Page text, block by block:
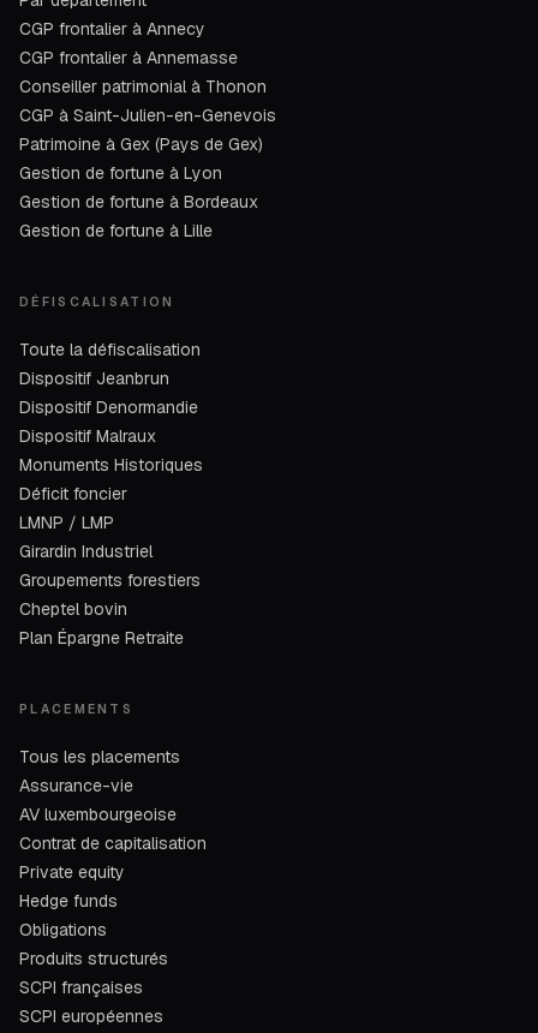
CGP frontalier à Annecy
CGP frontalier à Annemasse
Conseiller patrimonial à Thonon
CGP à Saint-Julien-en-Genevois
Patrimoine à Gex (Pays de Gex)
Gestion de fortune à Lyon
Gestion de fortune à Bordeaux
Gestion de fortune à Lille
DÉFISCALISATION
Toute la défiscalisation
Dispositif Jeanbrun
Dispositif Denormandie
Dispositif Malraux
Monuments Historiques
Déficit foncier
LMNP / LMP
Girardin Industriel
Groupements forestiers
Cheptel bovin
Plan Épargne Retraite
PLACEMENTS
Tous les placements
Assurance-vie
AV luxembourgeoise
Contrat de capitalisation
Private equity
Hedge funds
Obligations
Produits structurés
SCPI françaises
SCPI européennes